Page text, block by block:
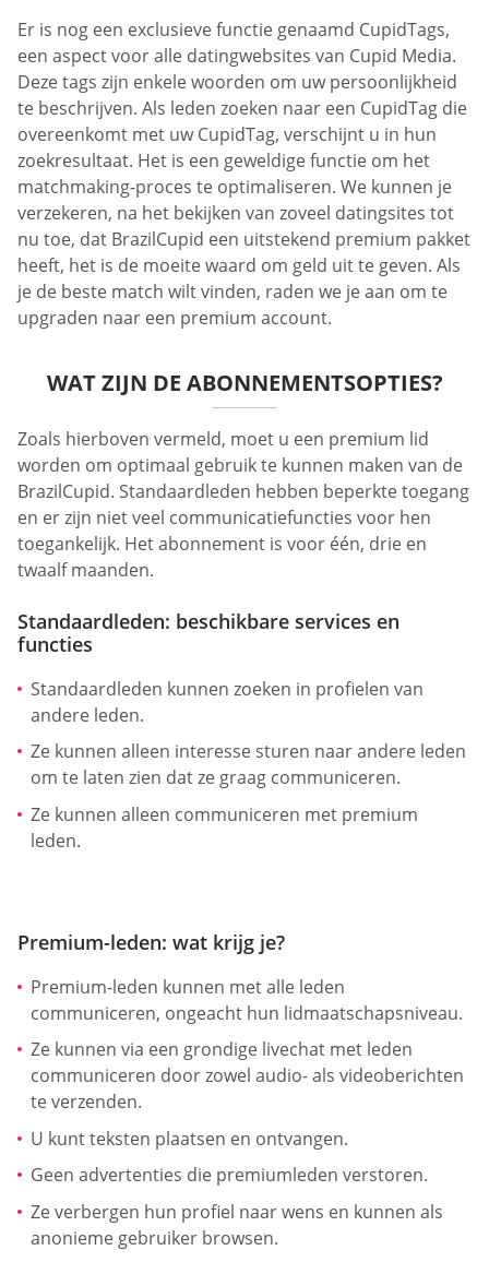
Er is nog een exclusieve functie genaamd CupidTags,
een aspect voor alle datingwebsites van Cupid Media.
Deze tags zijn enkele woorden om uw persoonlijkheid
te beschrijven. Als leden zoeken naar een CupidTag die
overeenkomt met uw CupidTag, verschijnt u in hun
zoekresultaat. Het is een geweldige functie om het
matchmaking-proces te optimaliseren. We kunnen je
verzekeren, na het bekijken van zoveel datingsites tot
nu toe, dat BrazilCupid een uitstekend premium pakket
heeft, het is de moeite waard om geld uit te geven. Als
je de beste match wilt vinden, raden we je aan om te
upgraden naar een premium account.
WAT ZIJN DE ABONNEMENTSOPTIES?
Zoals hierboven vermeld, moet u een premium lid
worden om optimaal gebruik te kunnen maken van de
BrazilCupid. Standaardleden hebben beperkte toegang
en er zijn niet veel communicatiefuncties voor hen
toegankelijk. Het abonnement is voor één, drie en
twaalf maanden.
Standaardleden: beschikbare services en
functies
Standaardleden kunnen zoeken in profielen van
andere leden.
Ze kunnen alleen interesse sturen naar andere leden
om te laten zien dat ze graag communiceren.
Ze kunnen alleen communiceren met premium
leden.
Premium-leden: wat krijg je?
Premium-leden kunnen met alle leden
communiceren, ongeacht hun lidmaatschapsniveau.
Ze kunnen via een grondige livechat met leden
communiceren door zowel audio- als videoberichten
te verzenden.
U kunt teksten plaatsen en ontvangen.
Geen advertenties die premiumleden verstoren.
Ze verbergen hun profiel naar wens en kunnen als
anonieme gebruiker browsen.